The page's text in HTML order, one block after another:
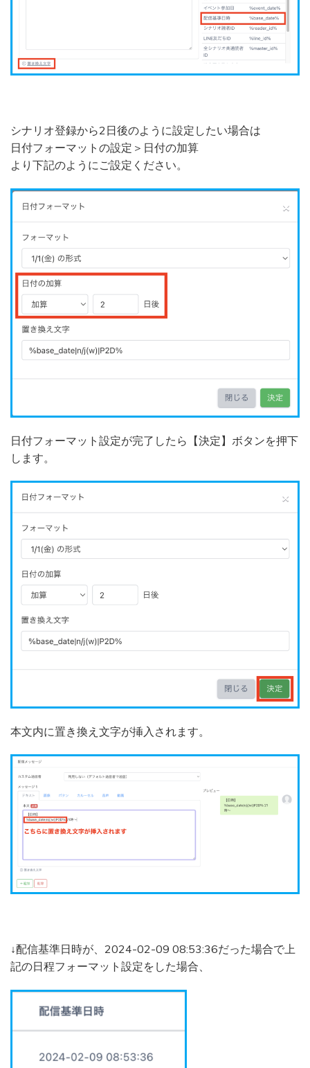
シナリオ登録から2日後のように設定したい場合は
日付フォーマットの設定＞日付の加算
より下記のようにご設定ください。
日付フォーマット設定が完了したら【決定】ボタンを押下
します。
本文内に置き換え文字が挿入されます。
↓配信基準日時が、2024-02-09 08:53:36だった場合で上
記の日程フォーマット設定をした場合、